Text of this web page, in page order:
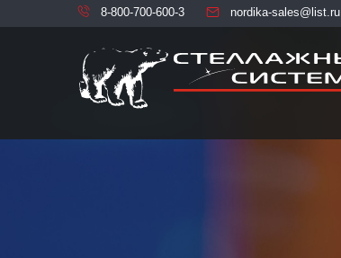
8-800-700-600-3 nordika-sales@list.ru